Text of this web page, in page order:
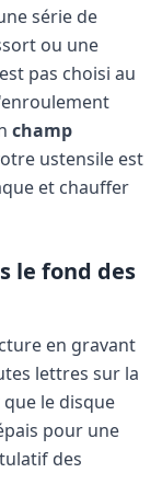
série de
ou une
pas choisi au
champ
ustensile est
et chauffer
le fond des
en gravant
lettres sur la
le disque
pour une
des